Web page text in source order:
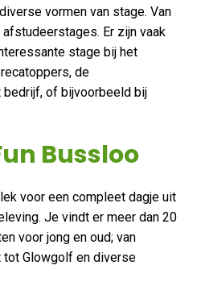
vormen van stage. Van
Er zijn vaak
stage bij het
de
bedrijf, of bijvoorbeeld bij
Bussloo
voor een compleet dagje uit
Je vindt er meer dan 20
voor jong en oud; van
tot Glowgolf en diverse